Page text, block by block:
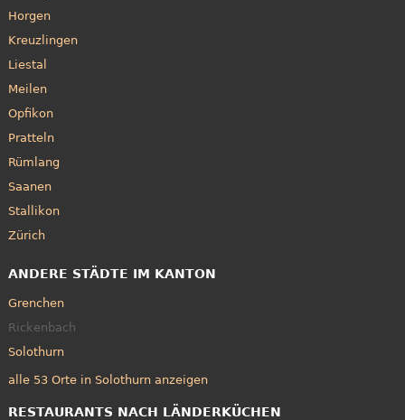
Horgen
Kreuzlingen
Liestal
Meilen
Opfikon
Pratteln
Rümlang
Saanen
Stallikon
Zürich
ANDERE STÄDTE IM KANTON
Grenchen
Rickenbach
Solothurn
alle 53 Orte in Solothurn anzeigen
RESTAURANTS NACH LÄNDERKÜCHEN